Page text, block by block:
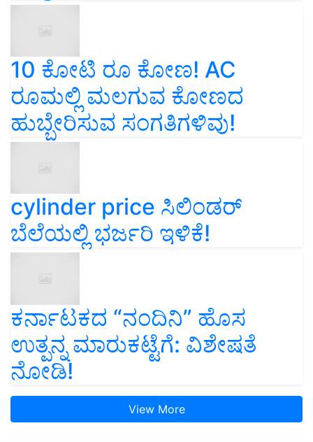
10 ಕೋಟಿ ರೂ ಕೋಣ! AC
ರೂಮಲ್ಲಿ ಮಲಗುವ ಕೋಣದ
ಹುಬ್ಬೇರಿಸುವ ಸಂಗತಿಗಳಿವು!
cylinder price ಸಿಲಿಂಡರ್‌
ಬೆಲೆಯಲ್ಲಿ ಭರ್ಜರಿ ಇಳಿಕೆ!
ಕರ್ನಾಟಕದ “ನಂದಿನಿ” ಹೊಸ
ಉತ್ಪನ್ನ ಮಾರುಕಟ್ಟೆಗೆ: ವಿಶೇಷತೆ
ನೋಡಿ!
View More